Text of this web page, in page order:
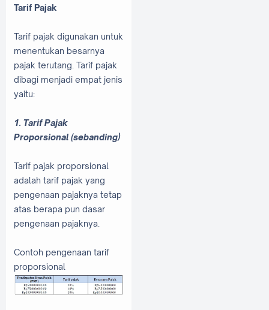
Tarif Pajak
Tarif pajak digunakan untuk
menentukan besarnya
pajak terutang. Tarif pajak
dibagi menjadi empat jenis
yaitu:
1. Tarif Pajak
Proporsional (sebanding)
Tarif pajak proporsional
adalah tarif pajak yang
pengenaan pajaknya tetap
atas berapa pun dasar
pengenaan pajaknya.
Contoh pengenaan tarif
proporsional